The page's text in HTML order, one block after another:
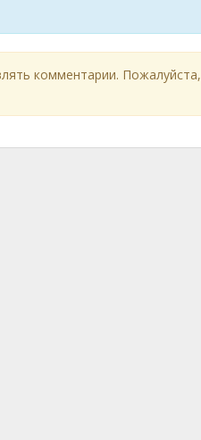
комментарии. Пожалуйста,